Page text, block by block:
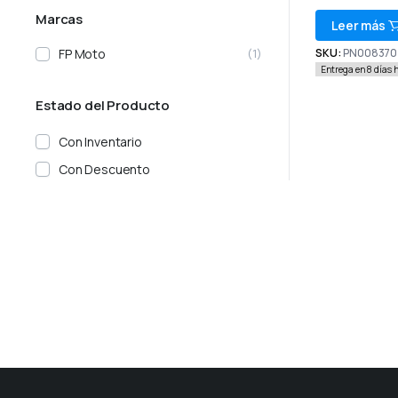
Leer más
SKU: PN008370
Entrega en 8 días
Marcas
FP Moto (1)
Estado del Producto
Con Inventario
Con Descuento